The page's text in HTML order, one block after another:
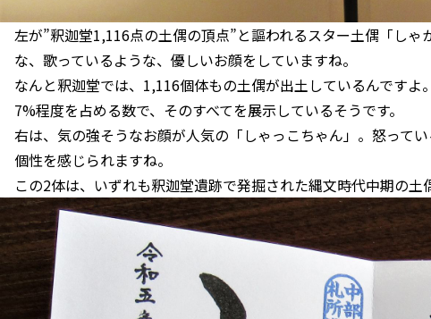
左が”釈迦堂1,116点の土偶の頂点”と謳われるスター土偶「しゃ
な、歌っているような、優しいお顔をしていますね。
なんと釈迦堂では、1,116個体もの土偶が出土しているんです
7%程度を占める数で、そのすべてを展示しているそうです。
右は、気の強そうなお顔が人気の「しゃっこちゃん」。怒って
個性を感じられますね。
この2体は、いずれも釈迦堂遺跡で発掘された縄文時代中期の土